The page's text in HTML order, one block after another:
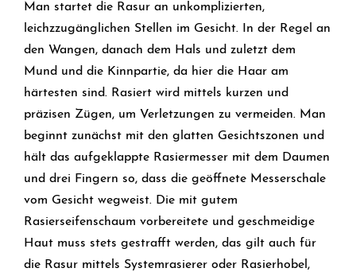
Man startet die Rasur an unkomplizierten,
leichzzugänglichen Stellen im Gesicht. In der Regel an
den Wangen, danach dem Hals und zuletzt dem
Mund und die Kinnpartie, da hier die Haar am
härtesten sind. Rasiert wird mittels kurzen und
präzisen Zügen, um Verletzungen zu vermeiden. Man
beginnt zunächst mit den glatten Gesichtszonen und
hält das aufgeklappte Rasiermesser mit dem Daumen
und drei Fingern so, dass die geöffnete Messerschale
vom Gesicht wegweist. Die mit gutem
Rasierseifenschaum vorbereitete und geschmeidige
Haut muss stets gestrafft werden, das gilt auch für
die Rasur mittels Systemrasierer oder Rasierhobel,